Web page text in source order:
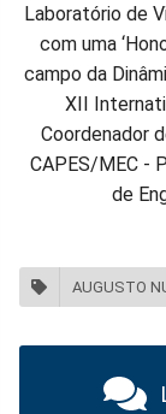
Laboratório de
com uma
campo da
XII
Coordenador
CAPES/MEC -
de
AUGUSTO